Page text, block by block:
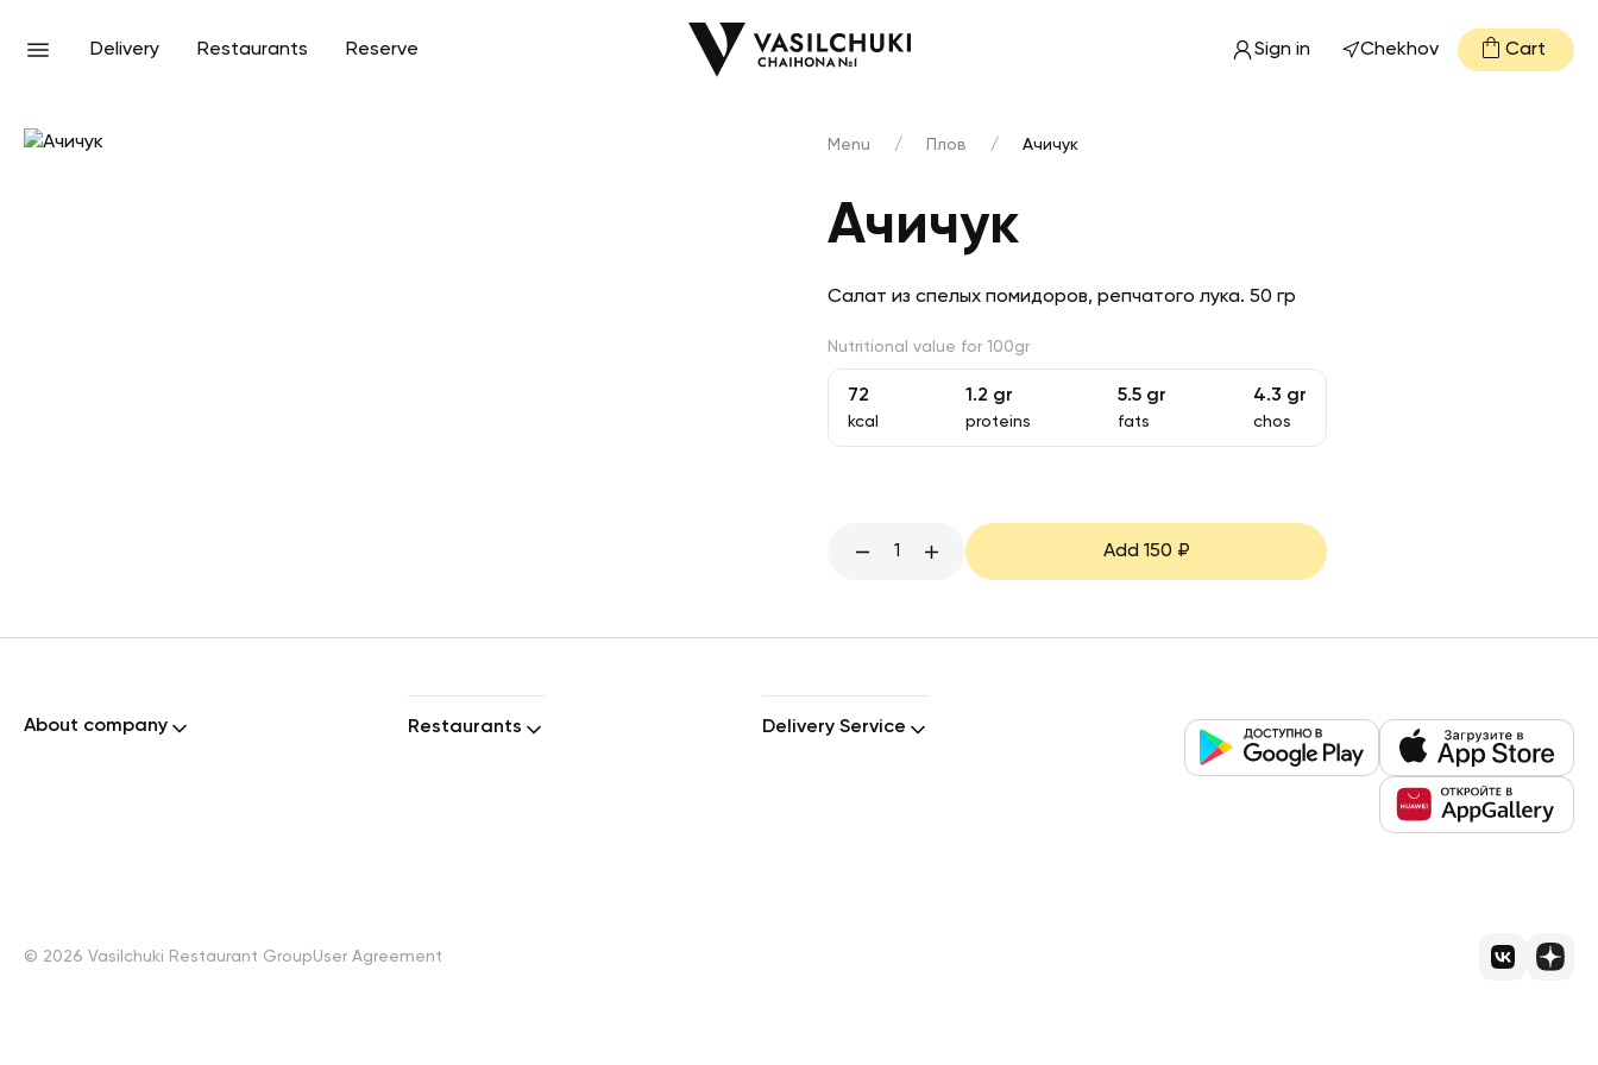
Delivery Restaurants Reserve Sign in Chekhov Cart
Menu / Плов / Ачичук
Ачичук
Салат из спелых помидоров, репчатого лука. 50 гр
Nutritional value for 100gr
72
kcal
1.2 gr
proteins
5.5 gr
fats
4.3 gr
chos
1 Add 150 ₽
About company Restaurants Delivery Service
© 2026 Vasilchuki Restaurant GroupUser Agreement